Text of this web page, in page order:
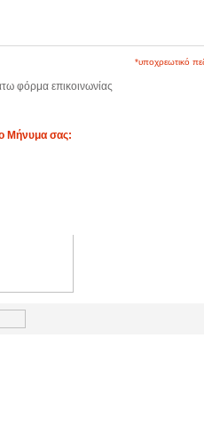
*υποχρεωτικό
φόρμα επικοινωνίας
Mήνυμα σας: